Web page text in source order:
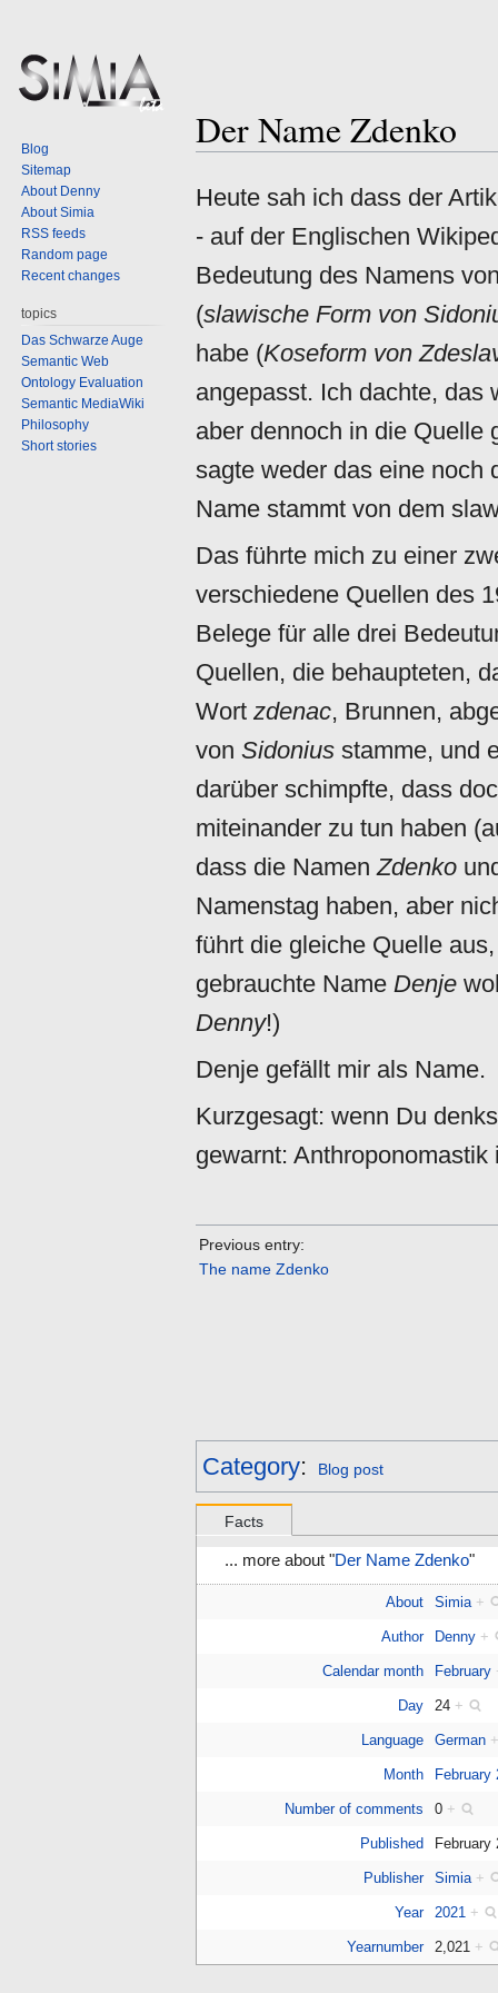
Der Name Zdenko
Jump
Jump
Heute sah ich dass der
- auf der Englischen
Bedeutung des Namens
(slawische Form von
habe (Koseform von
angepasst. Ich dachte, das
aber dennoch in die Quelle
sagte weder das eine noch
Name stammt von dem
Das führte mich zu einer
verschiedene Quellen des
Belege für alle drei
Quellen, die behaupteten,
Wort zdenac, Brunnen,
von Sidonius stamme, und
darüber schimpfte, dass
miteinander zu tun haben
dass die NamenZdenko
Namenstag haben, aber
führt die gleiche Quelle
gebrauchte Name Denje
Denny!)
Denje gefällt mir als Name.
Kurzgesagt: wenn Du
gewarnt:
Previous entry:
The name Zdenko
Category: Blog post
Facts
... more about "Der Name Zdenko"
About Simia +
Author Denny +
Calendar month February
Day 24 +
Language German
Month February
Number of comments 0 +
Published
Publisher Simia +
Year 2021 +
Yearnumber 2,021 +
Blog
Sitemap
About Denny
About Simia
RSS feeds
Random page
Recent changes
topics
Das Schwarze Auge
Semantic Web
Ontology Evaluation
Semantic MediaWiki
Philosophy
Short stories